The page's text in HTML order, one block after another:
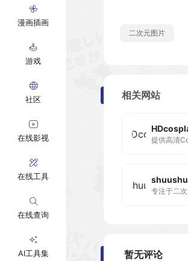
漫画插画
游戏
社区
在线影视
在线工具
在线查询
AI工具集
二次元图片
相关网站
提供高清
专注于二
暂无评论